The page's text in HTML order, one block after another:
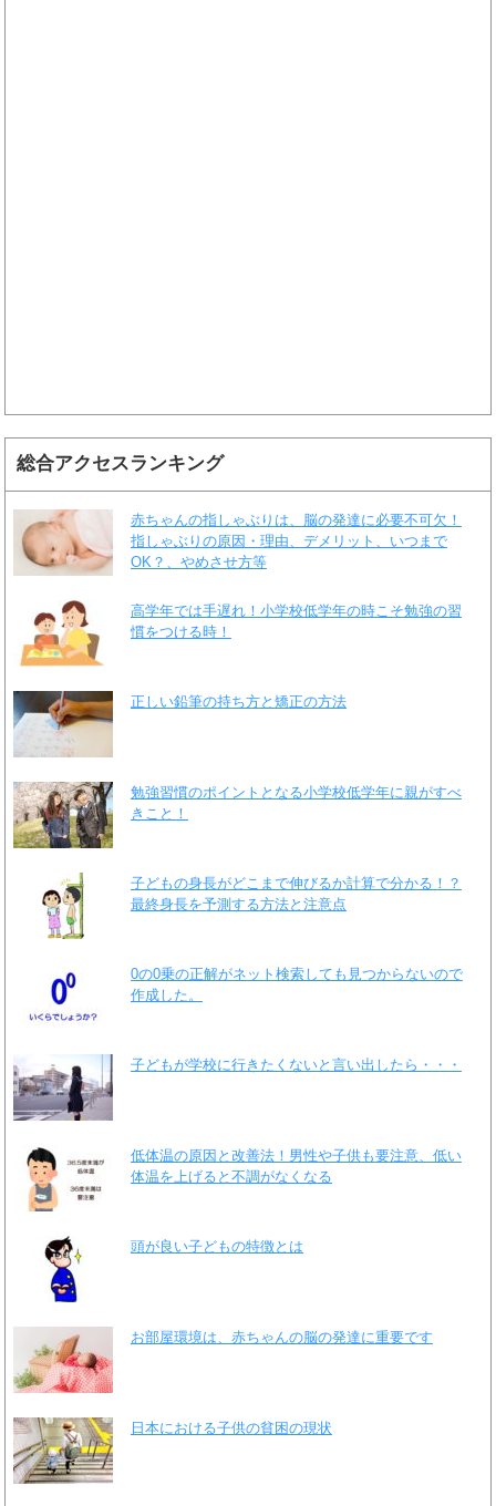
総合アクセスランキング
赤ちゃんの指しゃぶりは、脳の発達に必要不可欠！
指しゃぶりの原因・理由、デメリット、いつまで
OK？、やめさせ方等
高学年では手遅れ！小学校低学年の時こそ勉強の習
慣をつける時！
正しい鉛筆の持ち方と矯正の方法
勉強習慣のポイントとなる小学校低学年に親がすべ
きこと！
子どもの身長がどこまで伸びるか計算で分かる！？
最終身長を予測する方法と注意点
0の0乗の正解がネット検索しても見つからないので
作成した。
子どもが学校に行きたくないと言い出したら・・・
低体温の原因と改善法！男性や子供も要注意、低い
体温を上げると不調がなくなる
頭が良い子どもの特徴とは
お部屋環境は、赤ちゃんの脳の発達に重要です
日本における子供の貧困の現状